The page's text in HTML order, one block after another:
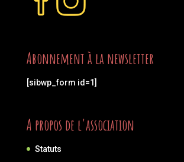
Abonnement à la newsletter
[sibwp_form id=1]
A propos de l'association
Statuts